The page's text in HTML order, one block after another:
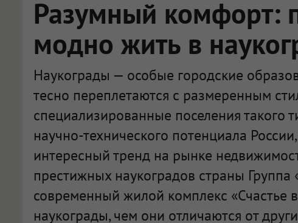
Разумный комфорт:
модно жить в
Наукограды — особые городские
тесно переплетаются с размеренным
специализированные поселения такого
научно-технического потенциала
интересный тренд на рынке
престижных наукоградов страны Группа
современный жилой комплекс «Счастье
наукограды, чем они отличаются от